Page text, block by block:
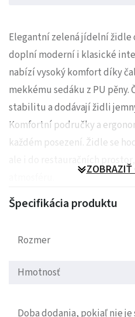
Elegantní zelená jídelní židle
doplní moderní i klasické
nabízí vysoký komfort díky
mekkému sedáku z PU
stabilitu a dodávají židli
Komfortní područky a
každém posezení. Židle se
ale i do restauračních
Hmotnost: 9.25 kg
ZOBRAZIŤ
Špecifikácia produktu
Rozmer
Hmotnosť
Doba dodania, pokiaľ nie je